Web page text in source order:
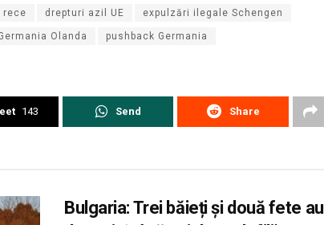
rece drepturi azil UE expulzări ilegale Schengen
Olanda pushback Germania
143 Send Share
Bulgaria: Trei băieți și două fete au